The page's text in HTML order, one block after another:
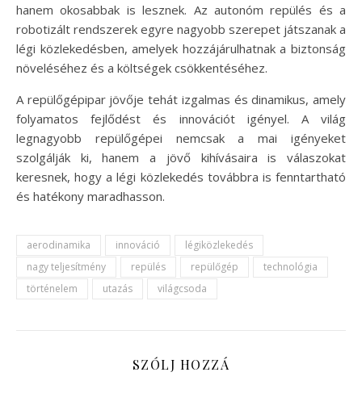
hanem okosabbak is lesznek. Az autonóm repülés és a
robotizált rendszerek egyre nagyobb szerepet játszanak a
légi közlekedésben, amelyek hozzájárulhatnak a biztonság
növeléséhez és a költségek csökkentéséhez.
A repülőgépipar jövője tehát izgalmas és dinamikus, amely
folyamatos fejlődést és innovációt igényel. A világ
legnagyobb repülőgépei nemcsak a mai igényeket
szolgálják ki, hanem a jövő kihívásaira is válaszokat
keresnek, hogy a légi közlekedés továbbra is fenntartható
és hatékony maradhasson.
aerodinamika innováció
légiközlekedés
nagy teljesítmény
repülés repülőgép
technológia
történelem
utazás világcsoda
SZÓLJ HOZZÁ